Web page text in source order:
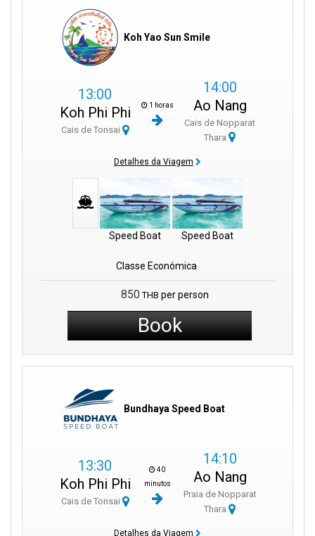
Koh Yao Sun Smile
13:00
Koh Phi Phi
Cais de Tonsai
1 horas
14:00
Ao Nang
Cais de Nopparat
Thara
Detalhes da Viagem
Speed Boat Speed Boat
Classe Económica
850 THB per person
Book
Bundhaya Speed Boat
13:30
Koh Phi Phi
Cais de Tonsai
40
minutos
14:10
Ao Nang
Praia de Nopparat
Thara
Detalhes da Viagem